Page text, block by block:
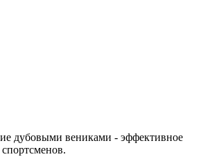
дубовыми вениками - эффективное